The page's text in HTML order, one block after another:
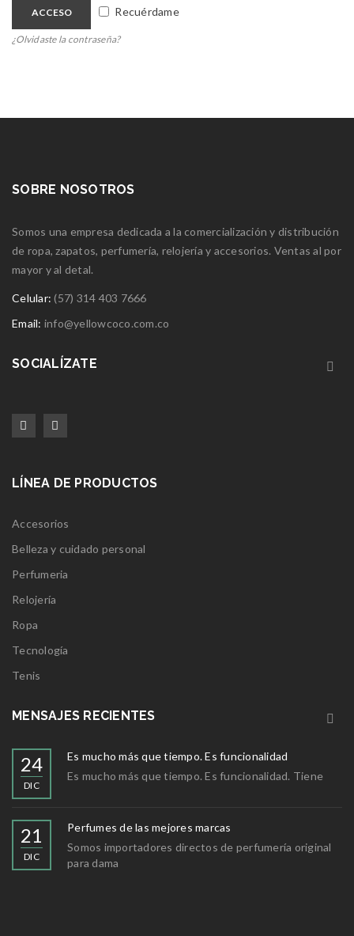
Recuérdame
ACCESO
¿Olvidaste la contraseña?
SOBRE NOSOTROS
Somos una empresa dedicada a la comercialización y distribución
de ropa, zapatos, perfumería, relojería y accesorios. Ventas al por
mayor y al detal.
Celular:(57) 314 403 7666
Email: info@yellowcoco.com.co
SOCIALÍZATE
LÍNEA DE PRODUCTOS
Accesorios
Belleza y cuidado personal
Perfumeria
Relojería
Ropa
Tecnología
Tenis
MENSAJES RECIENTES
24
DIC
Es mucho más que tiempo. Es funcionalidad
Es mucho más que tiempo. Es funcionalidad. Tiene
21
DIC
Perfumes de las mejores marcas
Somos importadores directos de perfumería original
para dama